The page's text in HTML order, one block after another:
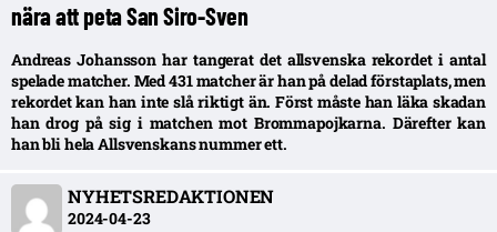
nära att peta San Siro-Sven
Andreas Johansson har tangerat det allsvenska rekordet i antal
spelade matcher. Med 431 matcher är han på delad förstaplats, men
rekordet kan han inte slå riktigt än. Först måste han läka skadan
han drog på sig i matchen mot Brommapojkarna. Därefter kan
han bli hela Allsvenskans nummer ett.
NYHETSREDAKTIONEN
2024-04-23